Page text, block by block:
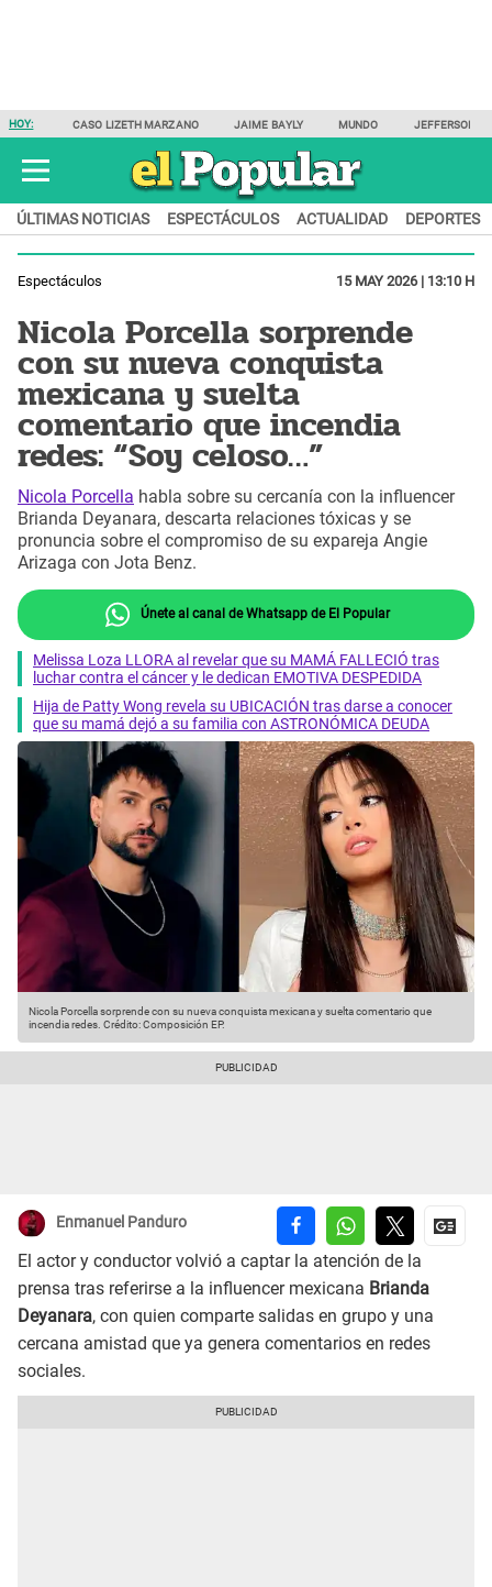
HOY: CASO LIZETH MARZANO JAIME BAYLY MUNDO JEFFERSON
ÚLTIMAS NOTICIAS ESPECTÁCULOS ACTUALIDAD DEPORTES
Espectáculos 15 MAY 2026 | 13:10 H
Nicola Porcella sorprende
con su nueva conquista
mexicana y suelta
comentario que incendia
redes: “Soy celoso…”
Nicola Porcella habla sobre su cercanía con la influencer
Brianda Deyanara, descarta relaciones tóxicas y se
pronuncia sobre el compromiso de su expareja Angie
Arizaga con Jota Benz.
Únete al canal de Whatsapp de El Popular
Melissa Loza LLORA al revelar que su MAMÁ FALLECIÓ tras
luchar contra el cáncer y le dedican EMOTIVA DESPEDIDA
Hija de Patty Wong revela su UBICACIÓN tras darse a conocer
que su mamá dejó a su familia con ASTRONÓMICA DEUDA
Nicola Porcella sorprende con su nueva conquista mexicana y suelta comentario que
incendia redes. Crédito: Composición EP.
Enmanuel Panduro
El actor y conductor volvió a captar la atención de la
prensa tras referirse a la influencer mexicana Brianda
Deyanara, con quien comparte salidas en grupo y una
cercana amistad que ya genera comentarios en redes
sociales.